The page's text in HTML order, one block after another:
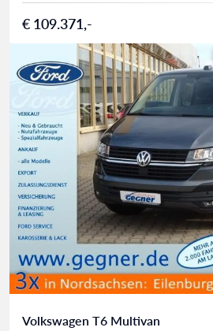
€ 109.371,-
Volkswagen T6 Multivan